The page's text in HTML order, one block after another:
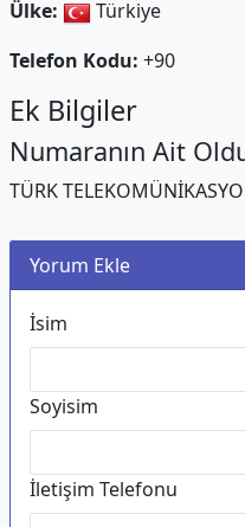
Ülke:
Türkiye
Telefon Kodu: +90
Ek Bilgiler
Numaranın Ait
TÜRK
Yorum Ekle
İsim
Soyisim
İletişim Telefonu